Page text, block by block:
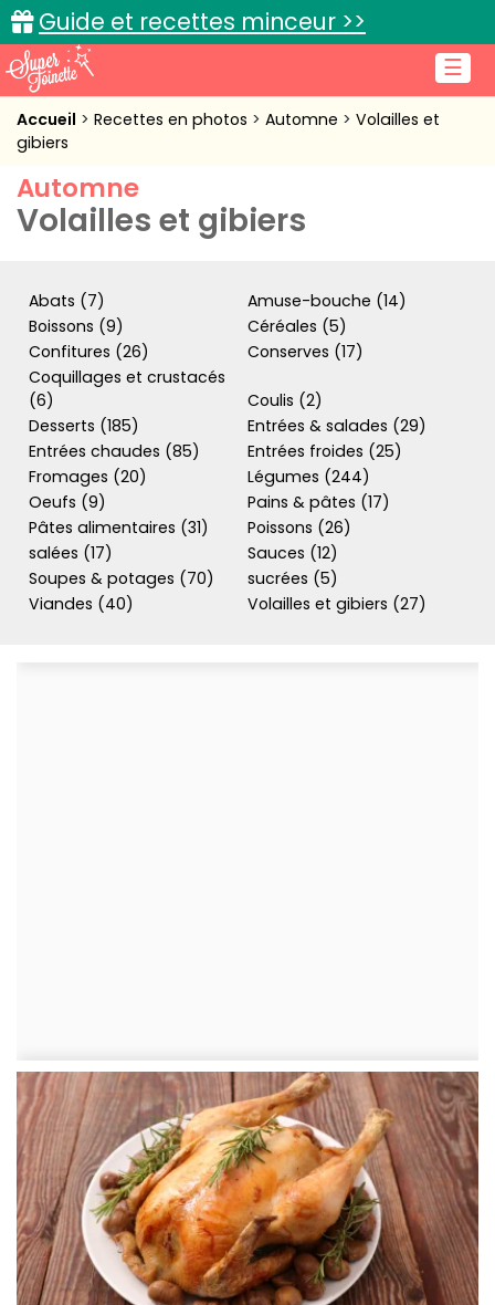
☰
Guide et recettes minceur >>
Accueil
Cuisine pratique
Connexion
Accueil Recettes en photos Automne
Volailles et
gibiers
Automne
Volailles et gibiers
Abats (7)
Amuse-bouche (14)
Boissons (9)
Céréales (5)
Confitures (26)
Conserves (17)
Coquillages et crustacés
(6)
Coulis (2)
Desserts (185)
Entrées & salades (29)
Entrées chaudes (85)
Entrées froides (25)
Fromages (20)
Légumes (244)
Oeufs (9)
Pains & pâtes (17)
Pâtes alimentaires (31)
Poissons (26)
salées (17)
Sauces (12)
Soupes & potages (70)
sucrées (5)
Viandes (40)
Volailles et gibiers (27)